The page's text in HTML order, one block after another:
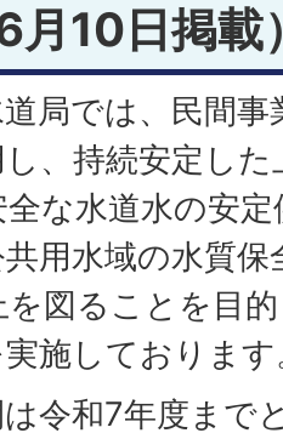
月10日掲載
局では、民間
、持続安定し
な水道水の安
用水域の水質
図ることを目
施しております
令和7年度まで